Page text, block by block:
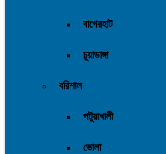
বাগেরহাট
চুয়াডাঙ্গা
বরিশাল
পটুয়াখালী
ভোলা